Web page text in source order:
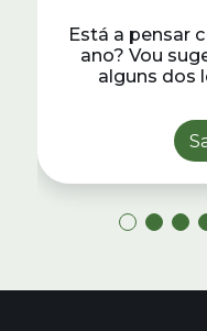
Está a pensar
ano? Vou
alguns dos